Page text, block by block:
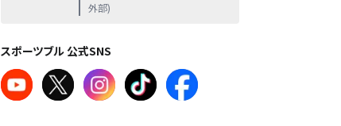
外部)
スポーツブル 公式SNS